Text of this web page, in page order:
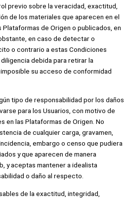
previo sobre la veracidad, exactitud,
de los materiales que aparecen en el
de Origen o publicados, en
en caso de detectar o
o contrario a estas Condiciones
debida para retirar la
su acceso de conformidad
tipo de responsabilidad por los daños
para los Usuarios, con motivo de
en las Plataformas de Origen. No
de cualquier carga, gravamen,
embargo o censo que pudiera
y que aparecen de manera
y aceptas mantener a idealista
o daño al respecto.
de la exactitud, integridad,